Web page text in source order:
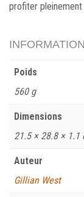
profiter
Poids
560 g
Dimensions
21.5 × 28.8 × 1.1
Auteur
Gillian West